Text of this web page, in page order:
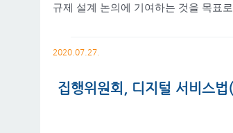
규제 설계 논의에 기여하는 것을 목표
2020.07.27.
집행위원회, 디지털 서비스